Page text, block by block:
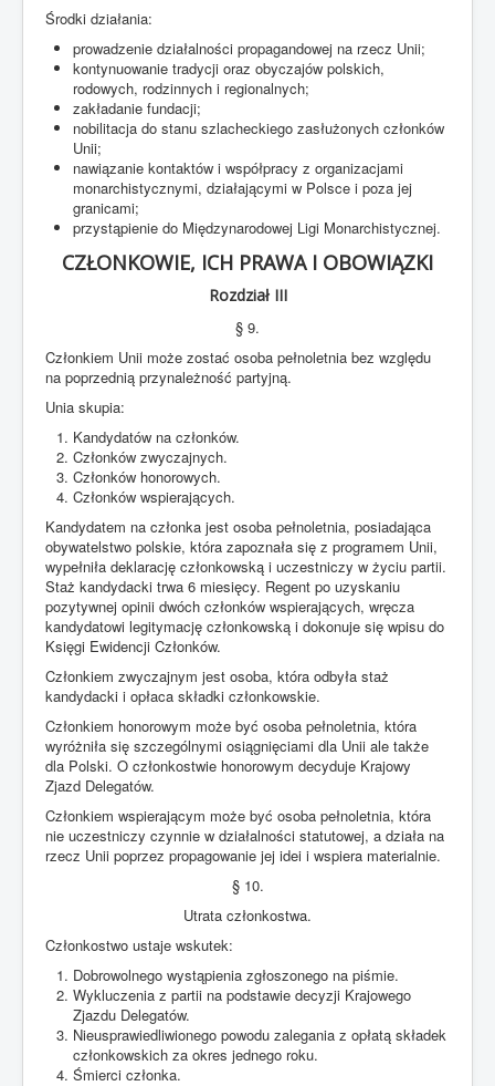
Środki działania:
prowadzenie działalności propagandowej na rzecz Unii;
kontynuowanie tradycji oraz obyczajów polskich,
rodowych, rodzinnych i regionalnych;
zakładanie fundacji;
nobilitacja do stanu szlacheckiego zasłużonych członków
Unii;
nawiązanie kontaktów i współpracy z organizacjami
monarchistycznymi, działającymi w Polsce i poza jej
granicami;
przystąpienie do Międzynarodowej Ligi Monarchistycznej.
CZŁONKOWIE, ICH PRAWA I OBOWIĄZKI
Rozdział III
§ 9.
Członkiem Unii może zostać osoba pełnoletnia bez względu
na poprzednią przynależność partyjną.
Unia skupia:
Kandydatów na członków.
Członków zwyczajnych.
Członków honorowych.
Członków wspierających.
Kandydatem na członka jest osoba pełnoletnia, posiadająca
obywatelstwo polskie, która zapoznała się z programem Unii,
wypełniła deklarację członkowską i uczestniczy w życiu partii.
Staż kandydacki trwa 6 miesięcy. Regent po uzyskaniu
pozytywnej opinii dwóch członków wspierających, wręcza
kandydatowi legitymację członkowską i dokonuje się wpisu do
Księgi Ewidencji Członków.
Członkiem zwyczajnym jest osoba, która odbyła staż
kandydacki i opłaca składki członkowskie.
Członkiem honorowym może być osoba pełnoletnia, która
wyróżniła się szczególnymi osiągnięciami dla Unii ale także
dla Polski. O członkostwie honorowym decyduje Krajowy
Zjazd Delegatów.
Członkiem wspierającym może być osoba pełnoletnia, która
nie uczestniczy czynnie w działalności statutowej, a działa na
rzecz Unii poprzez propagowanie jej idei i wspiera materialnie.
§ 10.
Utrata członkostwa.
Członkostwo ustaje wskutek:
Dobrowolnego wystąpienia zgłoszonego na piśmie.
Wykluczenia z partii na podstawie decyzji Krajowego
Zjazdu Delegatów.
Nieusprawiedliwionego powodu zalegania z opłatą składek
członkowskich za okres jednego roku.
Śmierci członka.